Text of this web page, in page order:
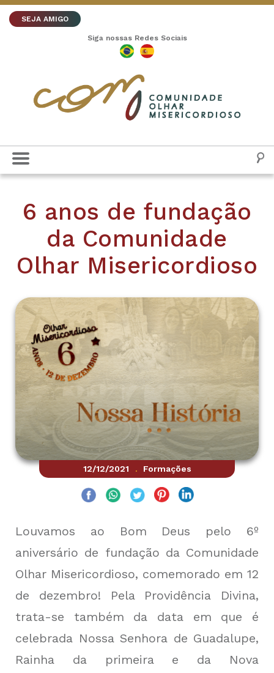
SEJA AMIGO
Siga nossas Redes Sociais
6 anos de fundação
da Comunidade
Olhar Misericordioso
12/12/2021 . Formações
Louvamos ao Bom Deus pelo 6º
aniversário de fundação da Comunidade
Olhar Misericordioso, comemorado em 12
de dezembro! Pela Providência Divina,
trata-se também da data em que é
celebrada Nossa Senhora de Guadalupe,
Rainha da primeira e da Nova